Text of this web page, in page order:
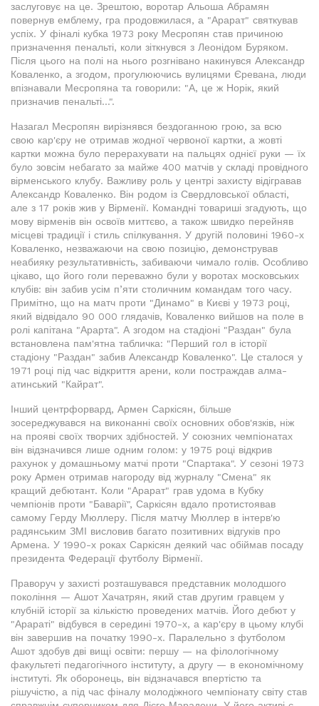
заслуговує на це. Зрештою, воротар Альоша Абрамян
повернув емблему, гра продовжилася, а "Арарат" святкував
успіх. У фіналі кубка 1973 року Месропян став причиною
призначення пенальті, коли зіткнувся з Леонідом Буряком.
Після цього на полі на нього розгнівано накинувся Александр
Коваленко, а згодом, прогулюючись вулицями Єревана, люди
впізнавали Месропяна та говорили: "А, це ж Норік, який
призначив пенальті...".
Назагал Месропян вирізнявся бездоганною грою, за всю
свою кар'єру не отримав жодної червоної картки, а жовті
картки можна було перерахувати на пальцях однієї руки — їх
було зовсім небагато за майже 400 матчів у складі провідного
вірменського клубу. Важливу роль у центрі захисту відігравав
Александр Коваленко. Він родом із Свердловської області,
але з 17 років жив у Вірменії. Командні товариші згадують, що
мову вірменів він освоїв миттєво, а також швидко перейняв
місцеві традиції і стиль спілкування. У другій половині 1960-х
Коваленко, незважаючи на свою позицію, демонстрував
неабияку результативність, забиваючи чимало голів. Особливо
цікаво, що його голи переважно були у воротах московських
клубів: він забив усім п’яти столичним командам того часу.
Примітно, що на матч проти "Динамо" в Києві у 1973 році,
який відвідало 90 000 глядачів, Коваленко вийшов на поле в
ролі капітана "Арарта". А згодом на стадіоні "Раздан" була
встановлена пам'ятна табличка: "Перший гол в історії
стадіону "Раздан" забив Александр Коваленко". Це сталося у
1971 році під час відкриття арени, коли постраждав алма-
атинський "Кайрат".
Інший центрфорвард, Армен Саркісян, більше
зосереджувався на виконанні своїх основних обов'язків, ніж
на прояві своїх творчих здібностей. У союзних чемпіонатах
він відзначився лише одним голом: у 1975 році відкрив
рахунок у домашньому матчі проти "Спартака". У сезоні 1973
року Армен отримав нагороду від журналу "Смена" як
кращий дебютант. Коли "Арарат" грав удома в Кубку
чемпіонів проти "Баварії", Саркісян вдало протистоявав
самому Герду Мюллеру. Після матчу Мюллер в інтерв'ю
радянським ЗМІ висловив багато позитивних відгуків про
Армена. У 1990-х роках Саркісян деякий час обіймав посаду
президента Федерації футболу Вірменії.
Праворуч у захисті розташувався представник молодшого
покоління — Ашот Хачатрян, який став другим гравцем у
клубній історії за кількістю проведених матчів. Його дебют у
"Арараті" відбувся в середині 1970-х, а кар'єру в цьому клубі
він завершив на початку 1990-х. Паралельно з футболом
Ашот здобув дві вищі освіти: першу — на філологічному
факультеті педагогічного інституту, а другу — в економічному
інституті. Як оборонець, він відзначався впертістю та
рішучістю, а під час фіналу молодіжного чемпіонату світу став